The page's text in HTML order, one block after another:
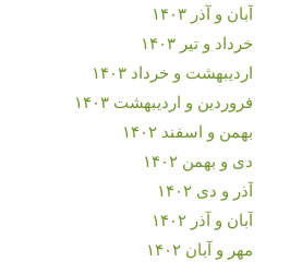
آبان و آذر ۱۴۰۳
خرداد و تیر ۱۴۰۳
اردیبهشت و خرداد ۱۴۰۳
فروردین و اردیبهشت ۱۴۰۳
بهمن و اسفند ۱۴۰۲
دی و بهمن ۱۴۰۲
آذر و دی ۱۴۰۲
آبان و آذر ۱۴۰۲
مهر و آبان ۱۴۰۲